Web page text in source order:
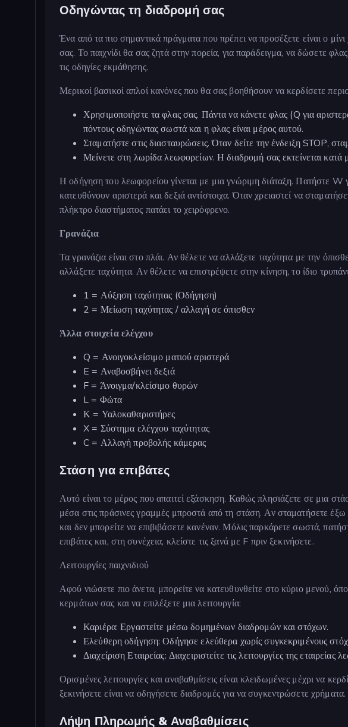
Οδηγώντας τη διαδρομή σας
Ένα από τα πιο σημαντικά πράγματα που πρέπει να προσέξετε είναι ο
σας. Το παιχνίδι θα σας ζητά στην πορεία, για παράδειγμα, να δώσετε
τις οδηγίες εκμάθησης.
Μερικοί βασικοί απλοί κανόνες που θα σας βοηθήσουν να κερδίσετε
Χρησιμοποιήστε τα φλας σας. Πάντα να κάνετε φλας (Q για
πόντους οδηγώντας σωστά και η φλας είναι μέρος αυτού.
Σταματήστε στις διασταυρώσεις. Όταν δείτε την ένδειξη STOP,
Μείνετε στη λωρίδα λεωφορείων. Η διαδρομή σας εκτείνεται κατά
Η οδήγηση του λεωφορείου γίνεται με μια γνώριμη διάταξη. Πατήστε W
κατευθύνουν αριστερά και δεξιά αντίστοιχα. Όταν χρειαστεί να
πλήκτρο διαστήματος πατάει το χειρόφρενο.
Γρανάζια
Τα γρανάζια είναι στο πλάι. Αν θέλετε να αλλάξετε ταχύτητα με την
αλλάξετε ταχύτητα. Αν θέλετε να επιστρέψετε στην κίνηση, το ίδιο
1 = Αύξηση ταχύτητας (Οδήγηση)
2 = Μείωση ταχύτητας / αλλαγή σε όπισθεν
Άλλα στοιχεία ελέγχου
Q = Ανοιγοκλείσιμο ματιού αριστερά
E = Αναβοσβήνει δεξιά
F = Άνοιγμα/κλείσιμο θυρών
L = Φώτα
Κ = Υαλοκαθαριστήρες
X = Σύστημα ελέγχου ταχύτητας
C = Αλλαγή προβολής κάμερας
Στάση για επιβάτες
Αυτό είναι το μέρος που απαιτεί εξάσκηση. Καθώς πλησιάζετε σε μια
μέσα στις πράσινες γραμμές μπροστά από τη στάση. Αν σταματήσετε έξω
και δεν μπορείτε να επιβιβάσετε κανέναν. Μόλις παρκάρετε σωστά,
επιβάτες και, στη συνέχεια, κλείστε τις ξανά με F πριν ξεκινήσετε.
Λειτουργίες παιχνιδιού
Αφού νιώσετε πιο άνετα, μπορείτε να κατευθυνθείτε στο κύριο μενού,
κερμάτων σας και να επιλέξετε μια λειτουργία:
Καριέρα: Εργαστείτε μέσω δομημένων διαδρομών και στόχων.
Ελεύθερη οδήγηση: Οδήγησε ελεύθερα χωρίς συγκεκριμένους
Διαχείριση Εταιρείας: Διαχειριστείτε τις λειτουργίες της εταιρείας
Ορισμένες λειτουργίες και αναβαθμίσεις είναι κλειδωμένες μέχρι να
ξεκινήσετε είναι να οδηγήσετε διαδρομές για να συγκεντρώσετε χρήματα.
Λήψη Πληρωμής & Αναβαθμίσεις